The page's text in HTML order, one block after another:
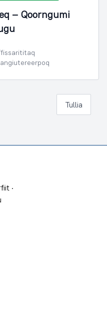
– Qoorngumi
Tullia
·